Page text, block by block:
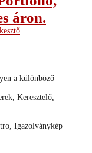
áron.
a különböző
Keresztelő,
Igazolványkép